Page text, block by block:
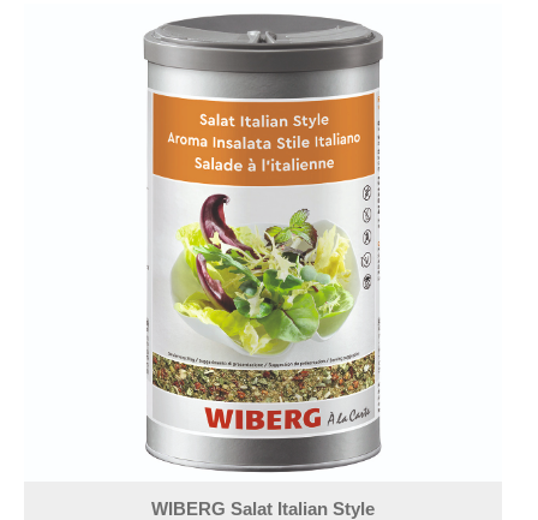
WIBERG Salat Italian Style